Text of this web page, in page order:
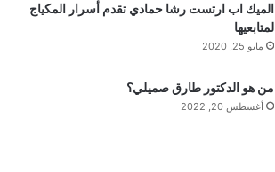
الميك اب ارتست رشا حمادي تقدم أسرار المكياج
لمتابعيها
مايو 25, 2020
من هو الدكتور طارق صميلي؟
أغسطس 20, 2022